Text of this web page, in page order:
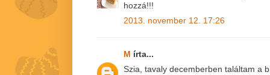
hozzá!!!
2013. november 12. 17:26
M írta...
Szia, tavaly decemberben találtam a